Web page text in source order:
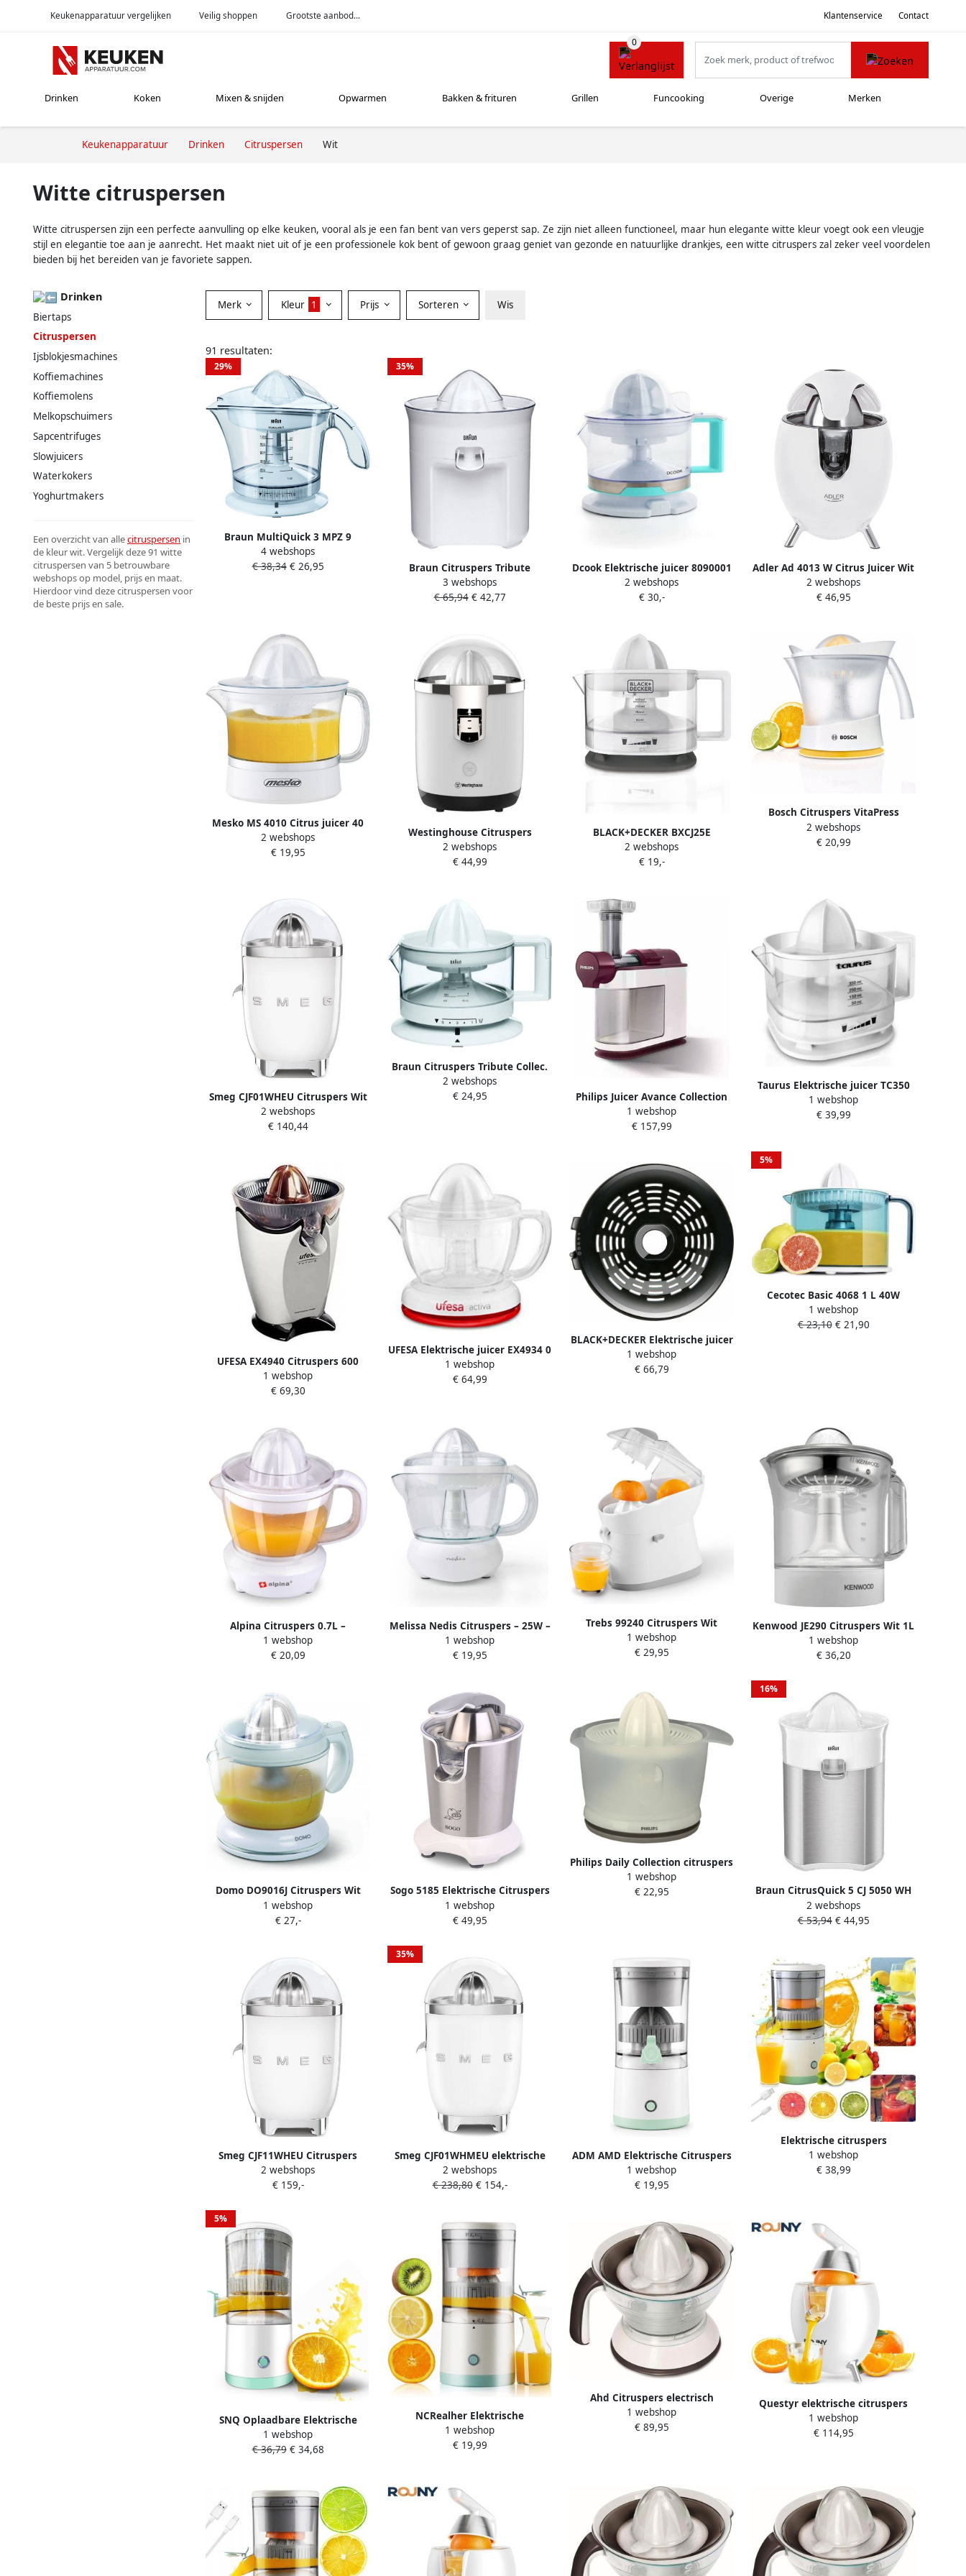
Keukenapparatuur vergelijken Veilig shoppen Grootste aanbod... Klantenservice Contact
Drinken Koken Mixen & snijden Opwarmen Bakken & frituren Grillen Funcooking Overige Merken
Keukenapparatuur Drinken Citruspersen Wit
Witte citruspersen
Witte citruspersen zijn een perfecte aanvulling op elke keuken, vooral als je een fan bent van vers geperst sap. Ze zijn niet alleen functioneel, maar hun elegante witte kleur voegt ook een vleugje
stijl en elegantie toe aan je aanrecht. Het maakt niet uit of je een professionele kok bent of gewoon graag geniet van gezonde en natuurlijke drankjes, een witte citruspers zal zeker veel voordelen
bieden bij het bereiden van je favoriete sappen.
Drinken
Biertaps
Citruspersen
Ijsblokjesmachines
Koffiemachines
Koffiemolens
Melkopschuimers
Sapcentrifuges
Slowjuicers
Waterkokers
Yoghurtmakers
Een overzicht van allecitruspersen in
de kleur wit. Vergelijk deze 91 witte
citruspersen van 5 betrouwbare
webshops op model, prijs en maat.
Hierdoor vind deze citruspersen voor
de beste prijs en sale.
Merk Kleur 1 Prijs Sorteren Wis
91 resultaten:
29%
Braun MultiQuick 3 MPZ 9
Elektrische citruspers Wit
4 webshops
€ 38,34€ 26,95
35%
Braun Citruspers Tribute
Collection CJ3050 | Citruspersen
| Keuken&Koken
3 webshops
€ 65,94€ 42,77
Dcook Elektrische juicer 8090001
Wit Plastic (0 5 L)
2 webshops
€ 30,-
Adler Ad 4013 W Citrus Juicer Wit
800 Watt
2 webshops
€ 46,95
Mesko MS 4010 Citrus juicer 40
watt
2 webshops
€ 19,95
Westinghouse Citruspers
Elektrisch Met Filter
Sinaasappelpers Wit
2 webshops
€ 44,99
BLACK+DECKER BXCJ25E
citruspers 350 ml 25W
2 webshops
€ 19,-
Bosch Citruspers VitaPress
MCP3000N
2 webshops
€ 20,99
Smeg CJF01WHEU Citruspers Wit
Handmatige druk 70W
2 webshops
€ 140,44
Braun Citruspers Tribute Collec.
Cj3000 | Citruspersen |
Keuken&Koken Keukenapparaten
2 webshops
€ 24,95
Philips Juicer Avance Collection
220-240V
1 webshop
€ 157,99
Taurus Elektrische juicer TC350
25W 0 35 L Wit
1 webshop
€ 39,99
UFESA EX4940 Citruspers 600
Watt 2 perskegels
1 webshop
€ 69,30
UFESA Elektrische juicer EX4934 0
7 L 40W Wit 40 W 700 ml 7 L
1 webshop
€ 64,99
BLACK+DECKER Elektrische juicer
Black & Decker BXCJ350E 350 W
Roestvrij staal
1 webshop
€ 66,79
5%
Cecotec Basic 4068 1 L 40W
Elektrische Citruspers
1 webshop
€ 23,10€ 21,90
Alpina Citruspers 0.7L –
Sinaasappelpers Elektrisch 25W –
Citrus Pers met 2 Perskegels –
Vaatwasbestendig
1 webshop
€ 20,09
Melissa Nedis Citruspers – 25W –
Links Rechts Rotatie – Met
Sapkan – Wit
1 webshop
€ 19,95
Trebs 99240 Citruspers Wit
1 webshop
€ 29,95
Kenwood JE290 Citruspers Wit 1L
| Citruspersen | Keuken&Koken
Keukenapparaten | JE290
1 webshop
€ 36,20
Domo DO9016J Citruspers Wit
1 webshop
€ 27,-
Sogo 5185 Elektrische Citruspers
RVS
1 webshop
€ 49,95
Philips Daily Collection citruspers
HR2738 00 0.5 liter
1 webshop
€ 22,95
16%
Braun CitrusQuick 5 CJ 5050 WH
Elektrische Citruspers Wit
2 webshops
€ 53,94€ 44,95
Smeg CJF11WHEU Citruspers
Elektrische Citruspers 70W RVS
Filter Antidruppelsysteem
2 webshops
€ 159,-
35%
Smeg CJF01WHMEU elektrische
citruspers 70 W Wit
2 webshops
€ 238,80€ 154,-
ADM AMD Elektrische Citruspers
Draadloos Draagbare
Sinaasappelpers USB Oplaadbaar
Juicer Mintgroen
1 webshop
€ 19,95
Elektrische citruspers
sinaasappel-citroensap fruitpers
en extractor
1 webshop
€ 38,99
5%
SNQ Oplaadbare Elektrische
Sinaasappelpers Voor Oranje
Citroen en Pompelmoes 45 Watt
Thuisgebruik Wit
1 webshop
€ 36,79€ 34,68
NCRealher Elektrische
Sapcentrifuge Elektrische
Citruspers Oplaadbare
Grapefruits
1 webshop
€ 19,99
Ahd Citruspers electrisch
Citruspers Sinaasappelpers Wit
‎23cm x 22cm x 18cm
1 webshop
€ 89,95
Questyr elektrische citruspers
sinaasappelsapcentrifuge grote
capaciteit 850 W
1 webshop
€ 114,95